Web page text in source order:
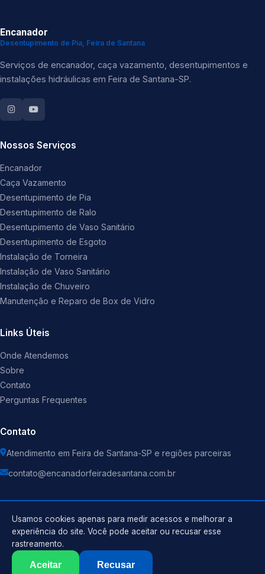
Encanador
Desentupimento de Pia, Feira de Santana
Serviços de encanador, caça vazamento, desentupimentos e
instalações hidráulicas em Feira de Santana-SP.
Nossos Serviços
Encanador
Caça Vazamento
Desentupimento de Pia
Desentupimento de Ralo
Desentupimento de Vaso Sanitário
Desentupimento de Esgoto
Instalação de Torneira
Instalação de Vaso Sanitário
Instalação de Chuveiro
Manutenção e Reparo de Box de Vidro
Links Úteis
Onde Atendemos
Sobre
Contato
Perguntas Frequentes
Contato
Atendimento em Feira de Santana-SP e regiões parceiras
contato@encanadorfeiradesantana.com.br
2026 Encanador . Todos os direitos reservados.
Política de Privacidade
Termos de Uso
Usamos cookies apenas para medir acessos e melhorar a
experiência do site. Você pode aceitar ou recusar esse
rastreamento.
Aceitar Recusar